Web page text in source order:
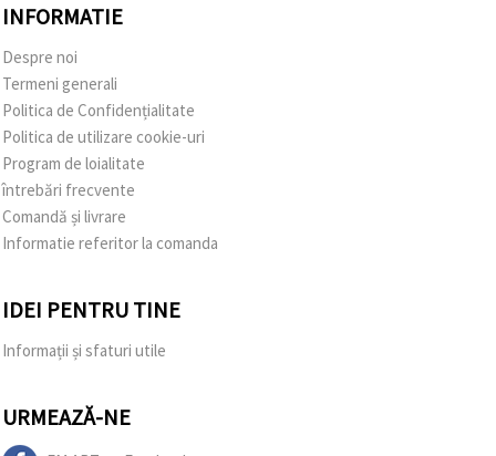
INFORMATIE
Despre noi
Termeni generali
Politica de Confidențialitate
Politica de utilizare cookie-uri
Program de loialitate
întrebări frecvente
Comandă și livrare
Informatie referitor la comanda
IDEI PENTRU TINE
Informații și sfaturi utile
URMEAZĂ-NE